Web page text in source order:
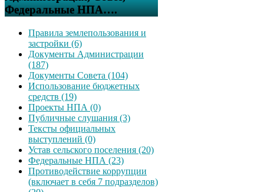
Федеральные НПА….
Правила землепользования и
застройки (6)
Документы Администрации
(187)
Документы Совета (104)
Использование бюджетных
средств (19)
Проекты НПА (0)
Публичные слушания (3)
Тексты официальных
выступлений (0)
Устав сельского поселения (20)
Федеральные НПА (23)
Противодействие коррупции
(включает в себя 7 подразделов)